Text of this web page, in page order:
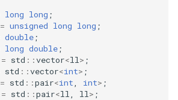
long long ;
= unsigned long long ;
double;
long double;
= std ::vector<ll> ;
std ::vector<int> ;
= std ::pair<int, int> ;
= std ::pair<ll, ll> ;